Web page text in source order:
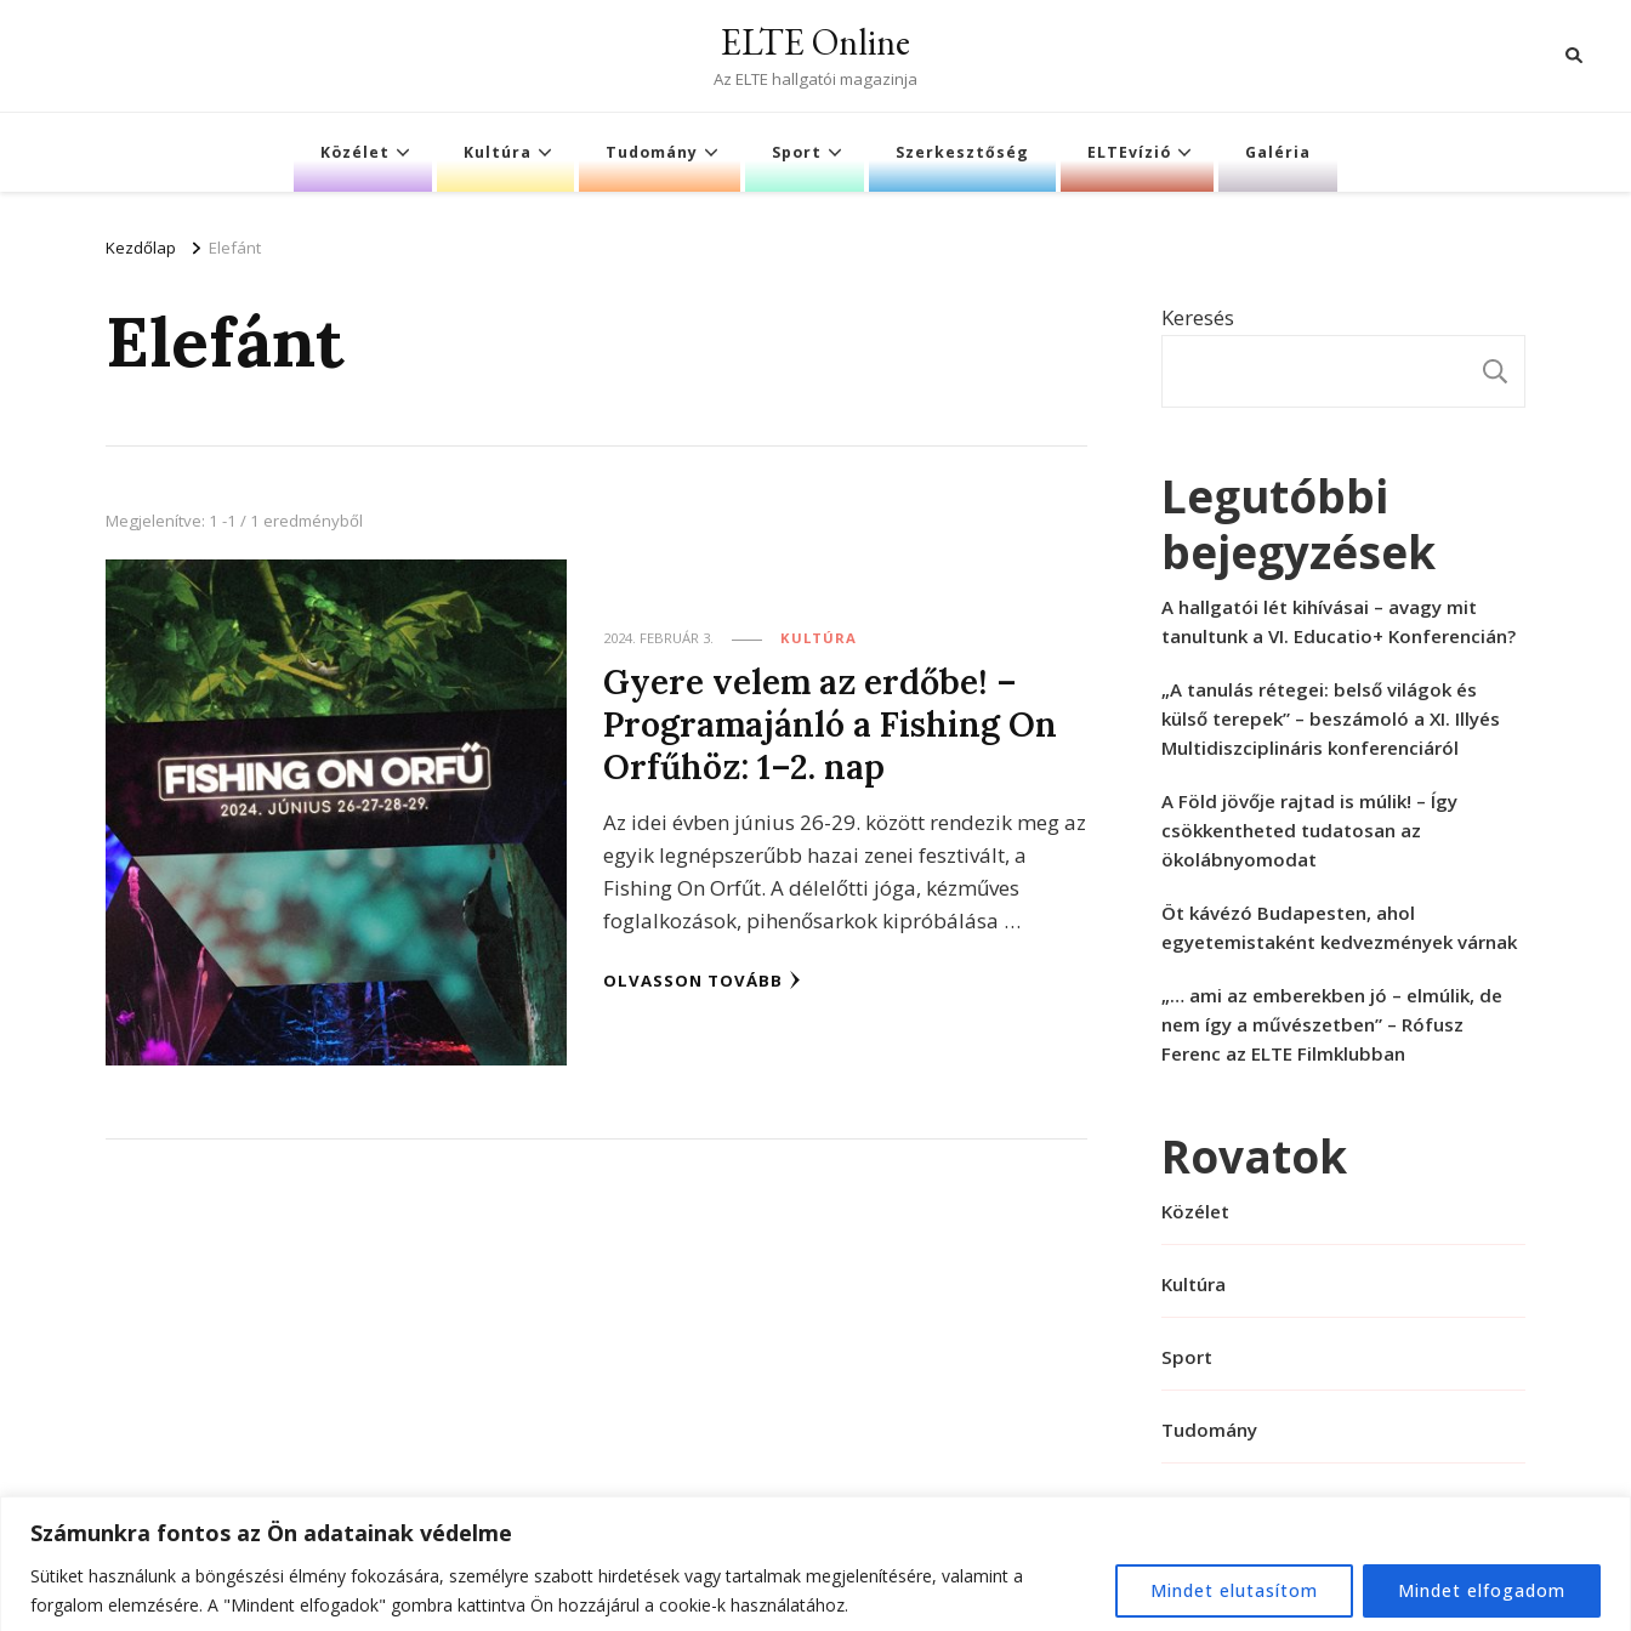
Számunkra fontos az Ön adatainak védelme
Sütiket használunk a böngészési élmény fokozására, személyre szabott hirdetések vagy tartalmak megjelenítésére, valamint a
forgalom elemzésére. A "Mindent elfogadok" gombra kattintva Ön hozzájárul a cookie-k használatához.
Mindet elutasítom Mindet elfogadom
ELTE Online
Az ELTE hallgatói magazinja
Közélet Kultúra Tudomány Sport Szerkesztőség ELTEvízió Galéria
Kezdőlap Elefánt
Elefánt
Megjelenítve: 1 -1 / 1 eredményből
2024. FEBRUÁR 3. KULTÚRA
Gyere velem az erdőbe! –
Programajánló a Fishing On
Orfűhöz: 1–2. nap
Az idei évben június 26-29. között rendezik meg az
egyik legnépszerűbb hazai zenei fesztivált, a
Fishing On Orfűt. A délelőtti jóga, kézműves
foglalkozások, pihenősarkok kipróbálása …
OLVASSON TOVÁBB
Keresés
Legutóbbi
bejegyzések
A hallgatói lét kihívásai – avagy mit
tanultunk a VI. Educatio+ Konferencián?
„A tanulás rétegei: belső világok és
külső terepek” – beszámoló a XI. Illyés
Multidiszciplináris konferenciáról
A Föld jövője rajtad is múlik! – Így
csökkentheted tudatosan az
ökolábnyomodat
Öt kávézó Budapesten, ahol
egyetemistaként kedvezmények várnak
„… ami az emberekben jó – elmúlik, de
nem így a művészetben” – Rófusz
Ferenc az ELTE Filmklubban
Rovatok
Közélet
Kultúra
Sport
Tudomány
© Szerzői jog 2026ELTE Online . Minden jog fenntartva.Hello Fashion | Fejlesztette WordPress.